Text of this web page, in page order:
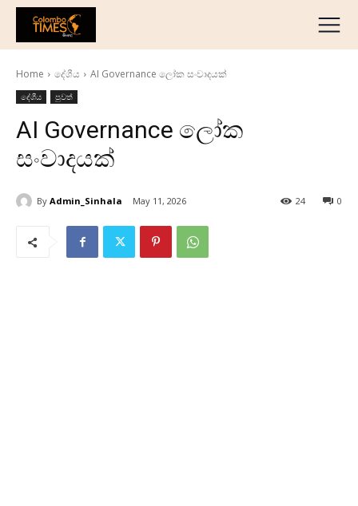
දේශීය
ජාත්‍යන්තර
අධ්‍යාපනික
හෝටල් සහ සංචාරක
English
Home දේශීය AI Governance ලෝක සංවාදයක්
දේශීය පුවත්
AI Governance ලෝක
සංවාදයක්
By Admin_Sinhala May 11, 2026 0
24